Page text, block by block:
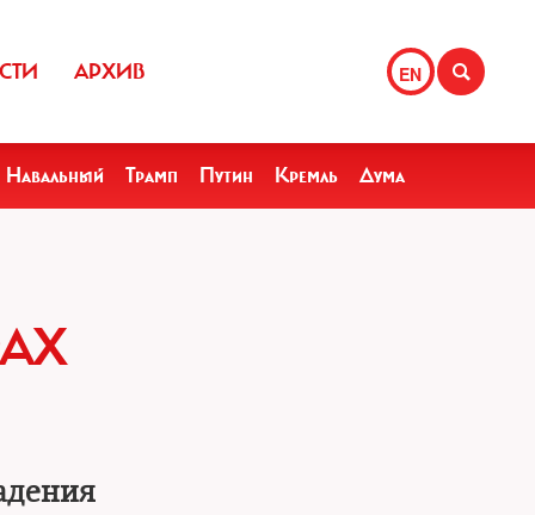
EN
АРХИВ
Навальный Трамп Путин Кремль Дума